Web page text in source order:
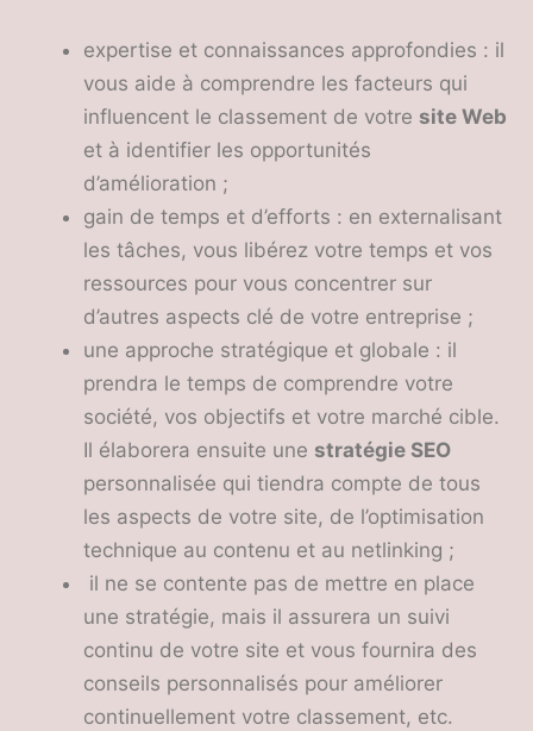
expertise et connaissances approfondies : il
vous aide à comprendre les facteurs qui
influencent le classement de votre site Web
et à identifier les opportunités
d’amélioration ;
gain de temps et d’efforts : en externalisant
les tâches, vous libérez votre temps et vos
ressources pour vous concentrer sur
d’autres aspects clé de votre entreprise ;
une approche stratégique et globale : il
prendra le temps de comprendre votre
société, vos objectifs et votre marché cible.
Il élaborera ensuite une stratégie SEO
personnalisée qui tiendra compte de tous
les aspects de votre site, de l’optimisation
technique au contenu et au netlinking ;
il ne se contente pas de mettre en place
une stratégie, mais il assurera un suivi
continu de votre site et vous fournira des
conseils personnalisés pour améliorer
continuellement votre classement, etc.